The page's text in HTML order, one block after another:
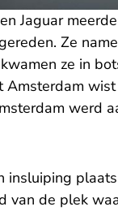
Jaguar
Ze
ze in
Amsterdam
werd
insluiping
van de plek